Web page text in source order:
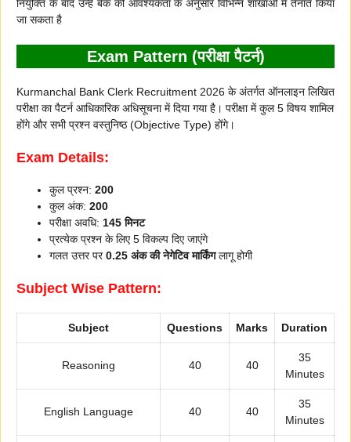
नियुक्ति के बाद उन्हें बैंक की आवश्यकता के अनुसार विभिन्न शाखाओं में तैनात किया
जा सकता है
Exam Pattern (परीक्षा पैटर्न)
Kurmanchal Bank Clerk Recruitment 2026 के अंतर्गत ऑनलाइन लिखित
परीक्षा का पैटर्न आधिकारिक अधिसूचना में दिया गया है। परीक्षा में कुल 5 विषय शामिल
होंगे और सभी प्रश्न वस्तुनिष्ठ (Objective Type) होंगे।
Exam Details:
कुल प्रश्न: 200
कुल अंक: 200
परीक्षा अवधि: 145 मिनट
प्रत्येक प्रश्न के लिए 5 विकल्प दिए जाएंगे
गलत उत्तर पर0.25 अंक की नेगेटिव मार्किंगलागू होगी
Subject Wise Pattern:
Subject Questions Marks Duration
Reasoning 40 40
35
Minutes
English Language 40 40
35
Minutes